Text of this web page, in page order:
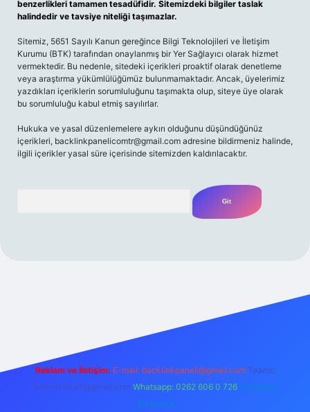
benzerlikleri tamamen tesadüfidir. Sitemizdeki bilgiler taslak
halindedir ve tavsiye niteliği taşımazlar.
Sitemiz, 5651 Sayılı Kanun gereğince Bilgi Teknolojileri ve İletişim
Kurumu (BTK) tarafından onaylanmış bir Yer Sağlayıcı olarak hizmet
vermektedir. Bu nedenle, sitedeki içerikleri proaktif olarak denetleme
veya araştırma yükümlülüğümüz bulunmamaktadır. Ancak, üyelerimiz
yazdıkları içeriklerin sorumluluğunu taşımakta olup, siteye üye olarak
bu sorumluluğu kabul etmiş sayılırlar.
Hukuka ve yasal düzenlemelere aykırı olduğunu düşündüğünüz
içerikleri, backlinkpanelicomtr@gmail.com adresine bildirmeniz halinde,
ilgili içerikler yasal süre içerisinde sitemizden kaldırılacaktır.
Reklam ve İletişim: E-mail: backlinkpaneli@gmail.com Teams:
forumhizmeti@gmail.com Whatsapp: 0262 606 0 726 Telegram:
@karabul